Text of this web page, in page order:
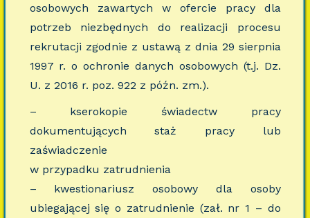
osobowych zawartych w ofercie pracy dla
potrzeb niezbędnych do realizacji procesu
rekrutacji zgodnie z ustawą z dnia 29 sierpnia
1997 r. o ochronie danych osobowych (t.j. Dz.
U. z 2016 r. poz. 922 z późn. zm.).
– kserokopie świadectw pracy
dokumentujących staż pracy lub
zaświadczenie
w przypadku zatrudnienia
– kwestionariusz osobowy dla osoby
ubiegającej się o zatrudnienie (zał. nr 1 – do